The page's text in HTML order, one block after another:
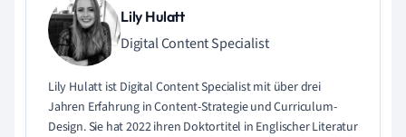
Lily Hulatt
Digital Content Specialist
Lily Hulatt ist Digital Content Specialist mit über drei
Jahren Erfahrung in Content-Strategie und Curriculum-
Design. Sie hat 2022 ihren Doktortitel in Englischer Literatur